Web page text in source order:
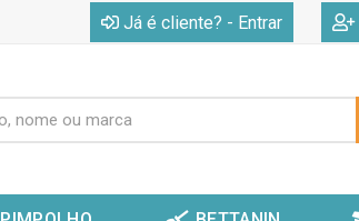
Já é cliente? - Entrar